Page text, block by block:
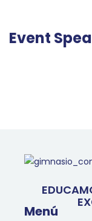
Event
Menú